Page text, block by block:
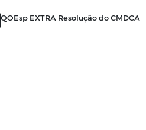
QOEsp EXTRA Resolução do CMDCA